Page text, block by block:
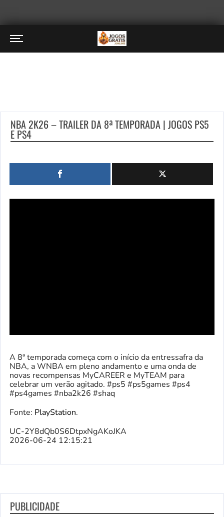
NBA 2K26 – TRAILER DA 8ª TEMPORADA | JOGOS PS5
E PS4
A 8ª temporada começa com o início da entressafra da
NBA, a WNBA em pleno andamento e uma onda de
novas recompensas MyCAREER e MyTEAM para
celebrar um verão agitado. #ps5 #ps5games #ps4
#ps4games #nba2k26 #shaq
Fonte: PlayStation.
UC-2Y8dQb0S6DtpxNgAKoJKA
2026-06-24 12:15:21
PUBLICIDADE